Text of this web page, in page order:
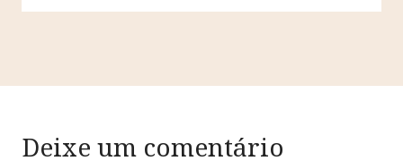
Deixe um comentário